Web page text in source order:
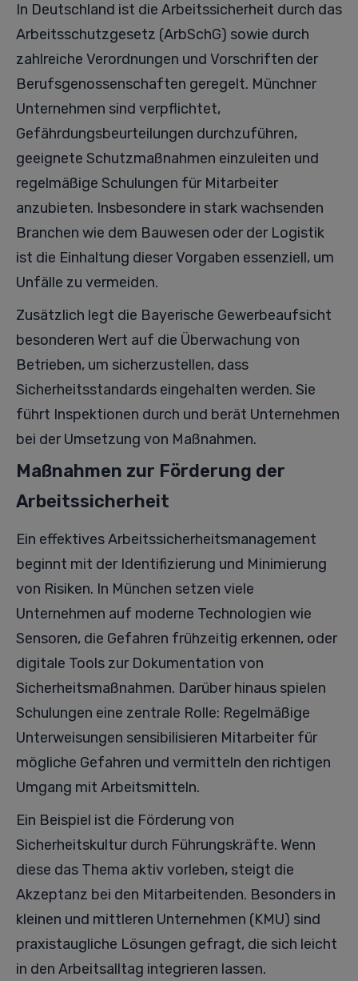
In Deutschland ist die Arbeitssicherheit durch das
Arbeitsschutzgesetz (ArbSchG) sowie durch
zahlreiche Verordnungen und Vorschriften der
Berufsgenossenschaften geregelt. Münchner
Unternehmen sind verpflichtet,
Gefährdungsbeurteilungen durchzuführen,
geeignete Schutzmaßnahmen einzuleiten und
regelmäßige Schulungen für Mitarbeiter
anzubieten. Insbesondere in stark wachsenden
Branchen wie dem Bauwesen oder der Logistik
ist die Einhaltung dieser Vorgaben essenziell, um
Unfälle zu vermeiden.
Zusätzlich legt die Bayerische Gewerbeaufsicht
besonderen Wert auf die Überwachung von
Betrieben, um sicherzustellen, dass
Sicherheitsstandards eingehalten werden. Sie
führt Inspektionen durch und berät Unternehmen
bei der Umsetzung von Maßnahmen.
Maßnahmen zur Förderung der
Arbeitssicherheit
Ein effektives Arbeitssicherheitsmanagement
beginnt mit der Identifizierung und Minimierung
von Risiken. In München setzen viele
Unternehmen auf moderne Technologien wie
Sensoren, die Gefahren frühzeitig erkennen, oder
digitale Tools zur Dokumentation von
Sicherheitsmaßnahmen. Darüber hinaus spielen
Schulungen eine zentrale Rolle: Regelmäßige
Unterweisungen sensibilisieren Mitarbeiter für
mögliche Gefahren und vermitteln den richtigen
Umgang mit Arbeitsmitteln.
Ein Beispiel ist die Förderung von
Sicherheitskultur durch Führungskräfte. Wenn
diese das Thema aktiv vorleben, steigt die
Akzeptanz bei den Mitarbeitenden. Besonders in
kleinen und mittleren Unternehmen (KMU) sind
praxistaugliche Lösungen gefragt, die sich leicht
in den Arbeitsalltag integrieren lassen.